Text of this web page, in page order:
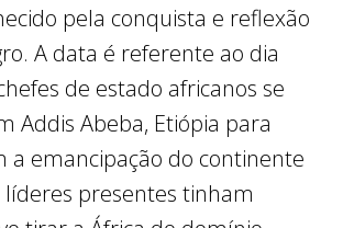
pela conquista e reflexão
A data é referente ao dia
de estado africanos se
Addis Abeba, Etiópia para
a emancipação do continente
líderes presentes tinham